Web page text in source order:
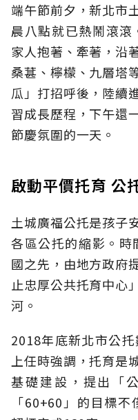
端午節前夕，新北市
晨八點就已熱鬧滾
家人抱著、牽著，沿
桑葚、檸檬、九層塔
瓜」打招呼後，陸續
習成長歷程，下午還
節慶氛圍的一天。
啟動平價托育 公
土城廣福公托是孩子
各區公托的縮影。
國之先，由地方政府
止忠厚公共托育中心
河。
2018年底新北市公
上任時強調，托育是
基礎建設，提出「
「60+60」的目標